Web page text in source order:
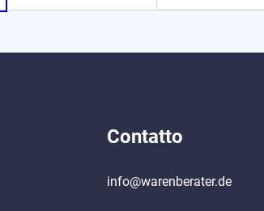
Contatto
info@warenberater.de